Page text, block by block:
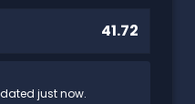
just now.